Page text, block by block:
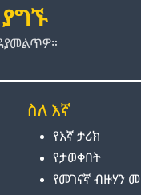
ስለ እኛ
የእኛ ታሪክ
የታወቀበት
የመገናኛ ብዙሃን